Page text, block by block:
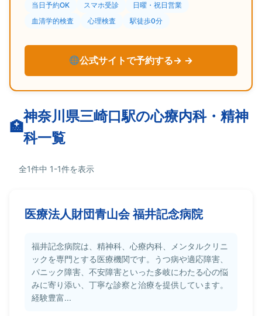
当日予約OK
スマホ受診
日曜・祝日営業
血清学的検査
心理検査 駅徒歩0分
公式サイトで予約する→
神奈川県三崎口駅の心療内科・精神
科一覧
全1件中 1-1件を表示
医療法人財団青山会 福井記念病院
福井記念病院は、精神科、心療内科、メンタルクリニ
ックを専門とする医療機関です。うつ病や適応障害、
パニック障害、不安障害といった多岐にわたる心の悩
みに寄り添い、丁寧な診察と治療を提供しています。
経験豊富...